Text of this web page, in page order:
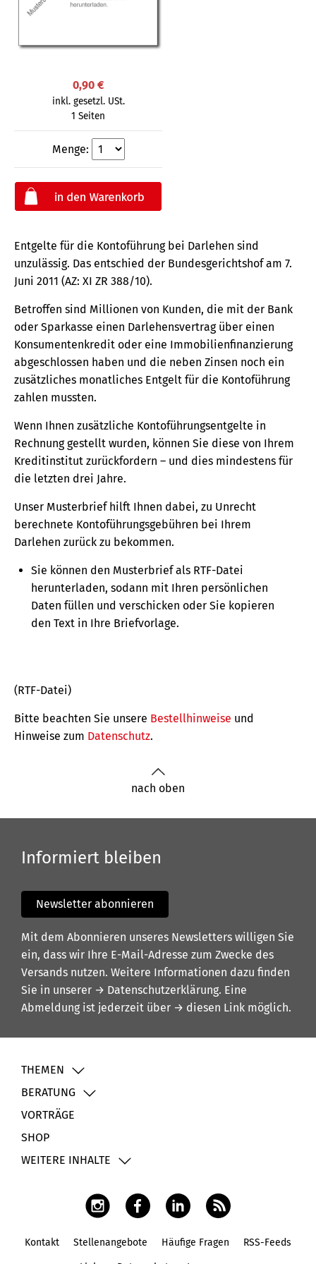
0,90 €
inkl. gesetzl. USt.
1 Seiten
Menge:
Entgelte für die Kontoführung bei Darlehen sind
unzulässig. Das entschied der Bundesgerichtshof am 7.
Juni 2011 (AZ: XI ZR 388/10).
Betroffen sind Millionen von Kunden, die mit der Bank
oder Sparkasse einen Darlehensvertrag über einen
Konsumentenkredit oder eine Immobilienfinanzierung
abgeschlossen haben und die neben Zinsen noch ein
zusätzliches monatliches Entgelt für die Kontoführung
zahlen mussten.
Wenn Ihnen zusätzliche Kontoführungsentgelte in
Rechnung gestellt wurden, können Sie diese von Ihrem
Kreditinstitut zurückfordern – und dies mindestens für
die letzten drei Jahre.
Unser Musterbrief hilft Ihnen dabei, zu Unrecht
berechnete Kontoführungsgebühren bei Ihrem
Darlehen zurück zu bekommen.
Sie können den Musterbrief als RTF-Datei
herunterladen, sodann mit Ihren persönlichen
Daten füllen und verschicken oder Sie kopieren
den Text in Ihre Briefvorlage.
(RTF-Datei)
Bitte beachten Sie unsere Bestellhinweise und
Hinweise zum Datenschutz.
nach oben
Informiert bleiben
Newsletter abonnieren
Mit dem Abonnieren unseres Newsletters willigen Sie
ein, dass wir Ihre E-Mail-Adresse zum Zwecke des
Versands nutzen. Weitere Informationen dazu finden
Sie in unserer → Datenschutzerklärung. Eine
Abmeldung ist jederzeit über → diesen Link möglich.
THEMEN
BERATUNG
VORTRÄGE
SHOP
WEITERE INHALTE
Kontakt Stellenangebote Häufige Fragen RSS-Feeds